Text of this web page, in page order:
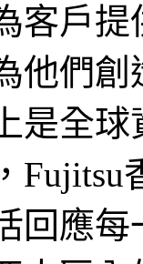
客戶
他們
是全球
Fujitsu
回應